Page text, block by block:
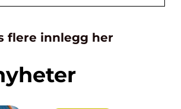
flere innlegg her